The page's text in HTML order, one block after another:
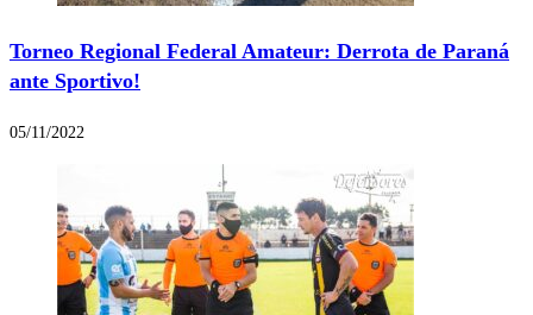
Torneo Regional Federal Amateur: Derrota de Paraná
ante Sportivo!
05/11/2022